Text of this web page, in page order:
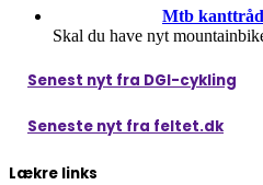
Mtb
Skal du have nyt
Senest nyt fra DGI-cykling
Seneste nyt fra feltet.dk
Lækre links